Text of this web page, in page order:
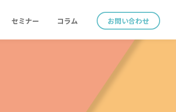
セミナー コラム お問い合わせ